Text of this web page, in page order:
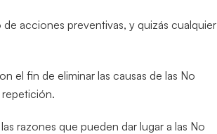
acciones preventivas, y quizás cualquier
el fin de eliminar las causas de las No
razones que pueden dar lugar a las No